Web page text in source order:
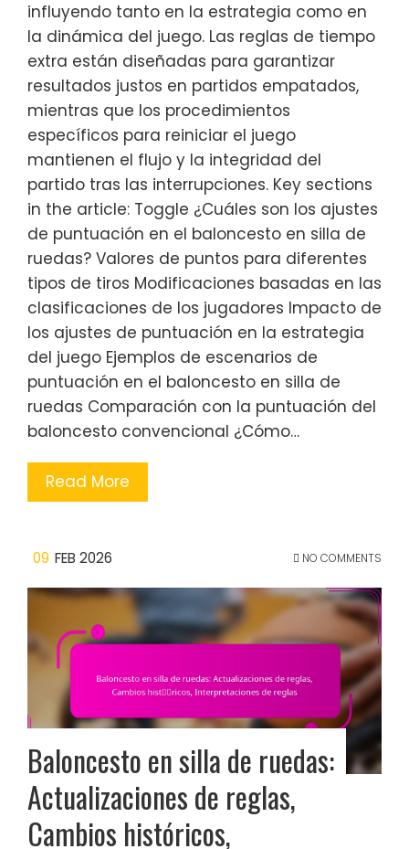
influyendo tanto en la estrategia como en
la dinámica del juego. Las reglas de tiempo
extra están diseñadas para garantizar
resultados justos en partidos empatados,
mientras que los procedimientos
específicos para reiniciar el juego
mantienen el flujo y la integridad del
partido tras las interrupciones. Key sections
in the article: Toggle ¿Cuáles son los ajustes
de puntuación en el baloncesto en silla de
ruedas? Valores de puntos para diferentes
tipos de tiros Modificaciones basadas en las
clasificaciones de los jugadores Impacto de
los ajustes de puntuación en la estrategia
del juego Ejemplos de escenarios de
puntuación en el baloncesto en silla de
ruedas Comparación con la puntuación del
baloncesto convencional ¿Cómo…
Read More
09 FEB 2026 NO COMMENTS
Baloncesto en silla de ruedas:
Actualizaciones de reglas,
Cambios históricos,